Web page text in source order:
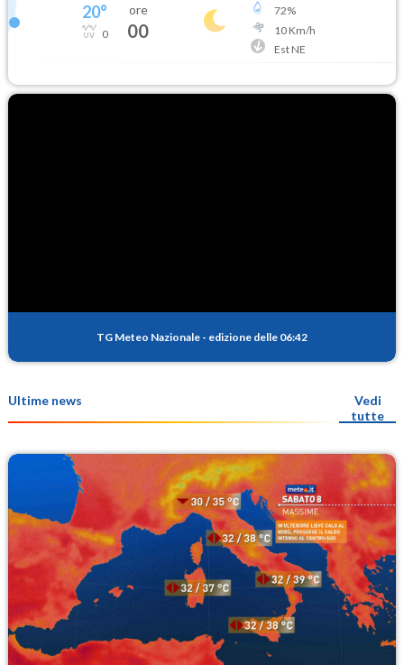
20°
0
ore
00
72%
10Km/h
Est NE
TG Meteo Nazionale - edizione delle 06:42
Ultime news
Vedi
tutte